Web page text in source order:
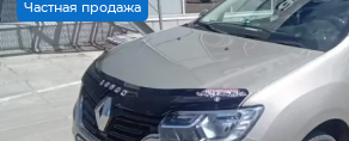
Частная продажа